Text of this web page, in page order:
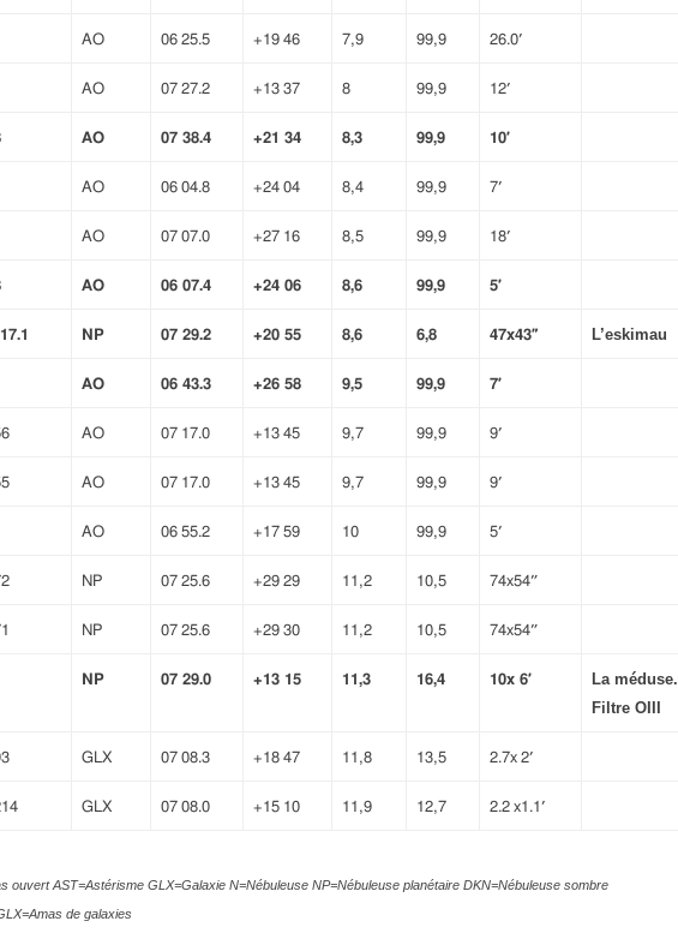
AO 06 25.5 +19 46 7,9 99,9 26.0′
AO 07 27.2 +13 37 8 99,9 12′
AO 07 38.4 +21 34 8,3 99,9 10′
AO 06 04.8 +24 04 8,4 99,9 7′
AO 07 07.0 +27 16 8,5 99,9 18′
AO 06 07.4 +24 06 8,6 99,9 5′
NP 07 29.2 +20 55 8,6 6,8 47x43″ L’eskimau
AO 06 43.3 +26 58 9,5 99,9 7′
AO 07 17.0 +13 45 9,7 99,9 9′
AO 07 17.0 +13 45 9,7 99,9 9′
AO 06 55.2 +17 59 10 99,9 5′
NP 07 25.6 +29 29 11,2 10,5 74x54″
NP 07 25.6 +29 30 11,2 10,5 74x54″
NP 07 29.0 +13 15 11,3 16,4 10x 6′
La méduse.
Filtre OIII
GLX 07 08.3 +18 47 11,8 13,5 2.7x 2′
GLX 07 08.0 +15 10 11,9 12,7 2.2 x1.1′
ouvert AST=Astérisme GLX=Galaxie N=Nébuleuse NP=Nébuleuse planétaire DKN=Nébuleuse sombre
de galaxies